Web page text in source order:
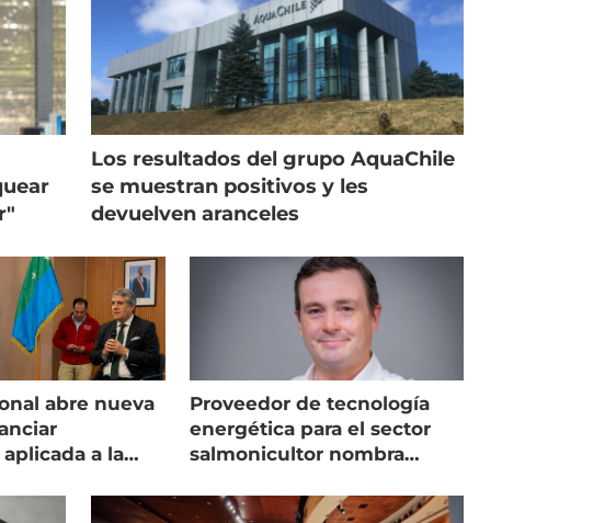
Los resultados del grupo AquaChile
se muestran positivos y les
devuelven aranceles
abre nueva
a la
Proveedor de tecnología
energética para el sector
salmonicultor nombra